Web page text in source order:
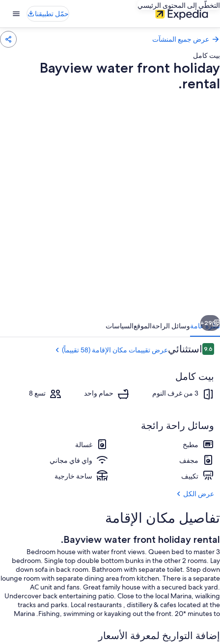
التخطّي إلى المحتوى الرئيسي
حمّل تطبيقنا
عرض جميع المنشآت
بيت كامل
Bayview water front holiday
rental.
التالي
29+
نظرة عامةوسائل الراحةالموقعالسياسات
التقييمات
9.69.6 من 10استثنائيعرض تقييمات مكان الإقامة (58 تقييماً)
بيت كامل
3 من غرف النوم حمام واحد تسع 8
وسائل راحة رائجة
مطبخ
غسالة
مجفف
واي فاي مجاني
تكييف
ساحة خارجية
عرض الكل
تفاصيل مكان الإقامة
Bayview water front holiday rental.
3 Bedroom house with water front views. Queen bed to master
bedroom. Single top double bottom bunks in the other 2 rooms. Lay
down sofa in back room. Bathroom with separate toilet. Step down
lounge room with separate dining area from kitchen. There is a separate
AC unit and fans. Great family house with a secured back yard.
Undercover back entertaining patio. Close to the local Marina, wialking
tracks and parks. Local restaurants , distillery & cafes located at the
Marina .Fishing, swimming or kayaking out the front. 20* minutes to
إضافة التواريخ لمعرفة الأسعار